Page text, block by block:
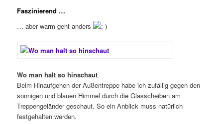
Faszinierend …
… aber warm geht anders
Wo man halt so hinschaut
Beim Hinaufgehen der Außentreppe habe ich zufällig gegen den
sonnigen und blauen Himmel durch die Glasscheiben am
Treppengeländer geschaut. So ein Anblick muss natürlich
festgehalten werden.